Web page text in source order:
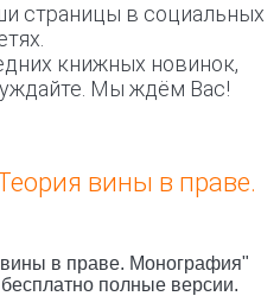
страницы в социальных
книжных новинок,
Мы ждём Вас!
вины в праве.
в праве. Монография"
полные версии.